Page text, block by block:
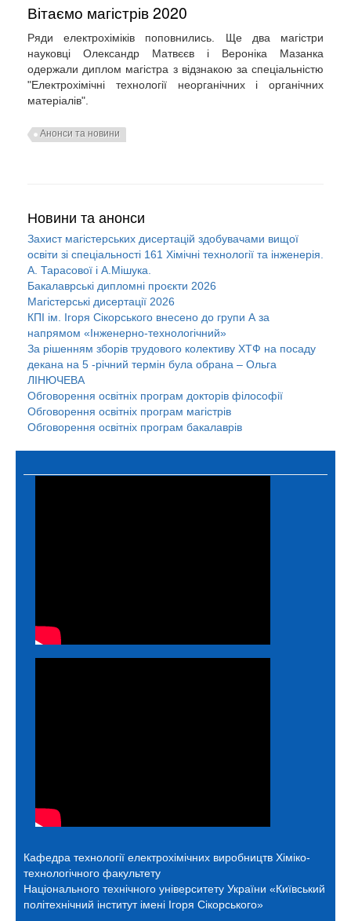
Вітаємо магістрів 2020
Ряди електрохіміків поповнились. Ще два магістри
науковці Олександр Матвєєв і Вероніка Мазанка
одержали диплом магістра з відзнакою за спеціальністю
"Електрохімічні технології неорганічних і органічних
матеріалів".
Анонси та новини
Новини та анонси
Захист магістерських дисертацій здобувачами вищої
освіти зі спеціальності 161 Хімічні технології та інженерія.
А. Тарасової і А.Мішука.
Бакалаврські дипломні проєкти 2026
Магістерські дисертації 2026
КПІ ім. Ігоря Сікорського внесено до групи А за
напрямом «Інженерно-технологічний»
За рішенням зборів трудового колективу ХТФ на посаду
декана на 5 -річний термін була обрана – Ольга
ЛІНЮЧЕВА
Обговорення освітніх програм докторів філософії
Обговорення освітніх програм магістрів
Обговорення освітніх програм бакалаврів
Кафедра технології електрохімічних виробництв Хіміко-
технологічного факультету
Національного технічного університету України «Київський
політехнічний інститут імені Ігоря Сікорського»